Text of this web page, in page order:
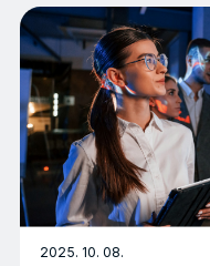
2025. 10. 08.